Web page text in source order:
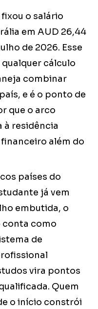
o salário
em AUD 26,44
de 2026. Esse
cálculo
combinar
e é o ponto de
que o arco
à residência
além do
países do
já vem
embutida, o
conta como
de
vira pontos
Quem
o início constrói